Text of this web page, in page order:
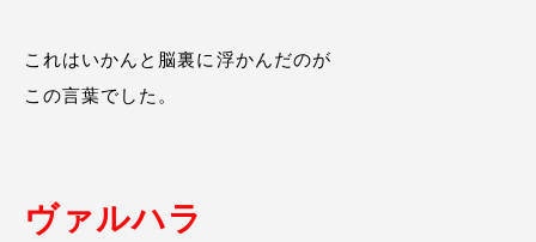
これはいかんと脳裏に浮かんだのが
この言葉でした。
ヴァルハラ